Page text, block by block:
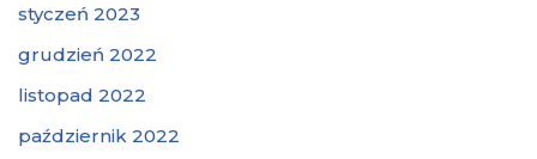
styczeń 2023
grudzień 2022
listopad 2022
październik 2022